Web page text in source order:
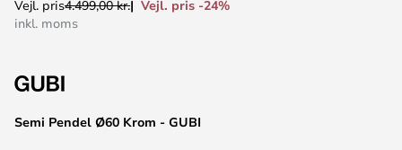
starten
Semi Pendel Ø60 Krom - GUBI
Vejl. pris4.499,00 kr.
Vejl. pris -24%
inkl. moms